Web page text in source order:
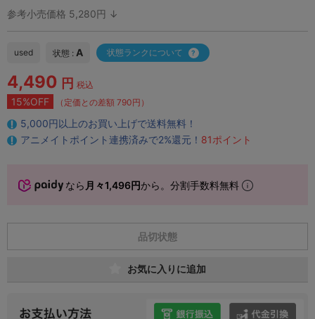
参考小売価格 5,280円 ↓
used 状態 : A 状態ランクについて
4,490 円 税込
15%OFF （定価との差額 790円）
5,000円以上のお買い上げで送料無料！
アニメイトポイント連携済みで2%還元！ 81ポイント
なら 月々1,496円から。分割手数料無料
品切状態
お気に入りに追加